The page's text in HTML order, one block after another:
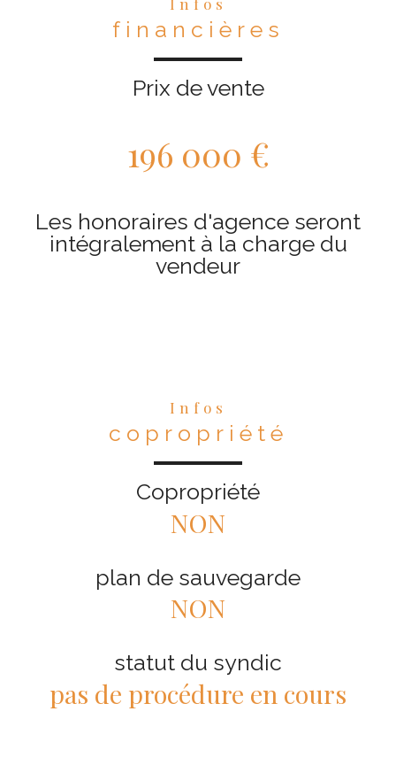
financières
Prix de vente
196 000 €
Les honoraires d'agence seront
intégralement à la charge du
vendeur
Infos
copropriété
Copropriété
NON
plan de sauvegarde
NON
statut du syndic
pas de procédure en cours